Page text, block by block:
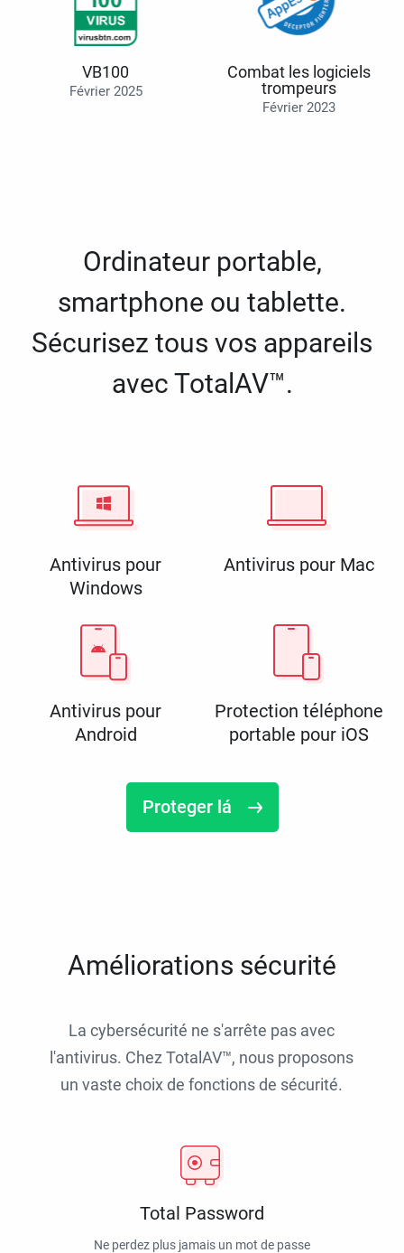
VB100
Février 2025
Combat les logiciels
trompeurs
Février 2023
Ordinateur portable,
smartphone ou tablette.
Sécurisez tous vos appareils
avec TotalAV™.
Antivirus pour
Windows
Antivirus pour Mac
Antivirus pour
Android
Protection téléphone
portable pour iOS
Proteger lá
Améliorations sécurité
La cybersécurité ne s'arrête pas avec
l'antivirus. Chez TotalAV™, nous proposons
un vaste choix de fonctions de sécurité.
Total Password
Ne perdez plus jamais un mot de passe